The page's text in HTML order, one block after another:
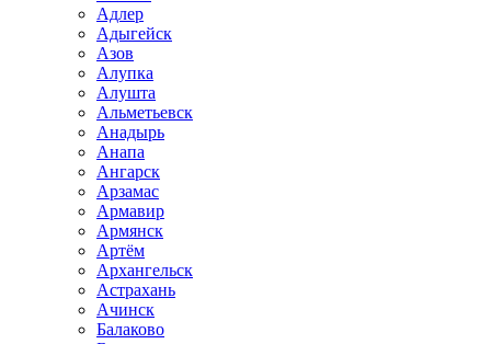
Адлер
Адыгейск
Азов
Алупка
Алушта
Альметьевск
Анадырь
Анапа
Ангарск
Арзамас
Армавир
Армянск
Артём
Архангельск
Астрахань
Ачинск
Балаково